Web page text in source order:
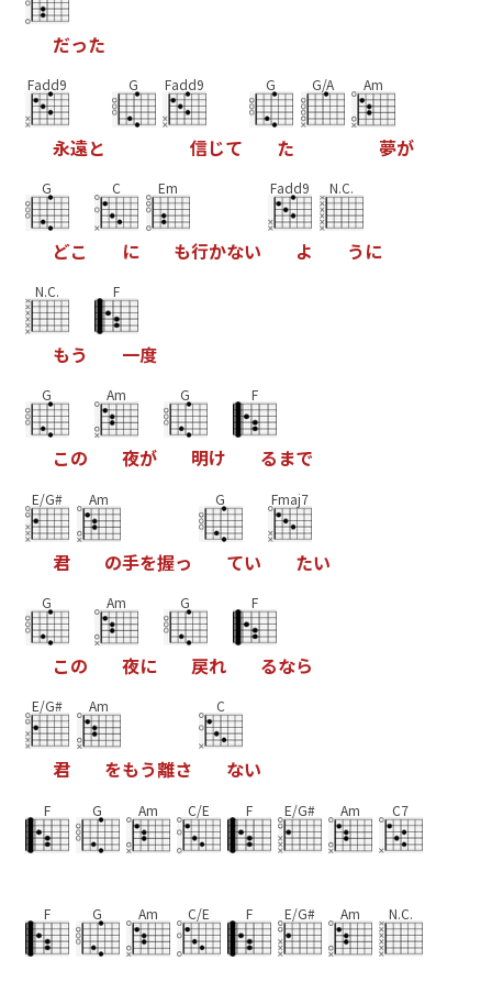
だった
Fadd9
永遠と
G Fadd9
信じて
G
た
G/A Am
夢が
G
どこ
C
に
Em
も行かない
Fadd9
よ
N.C.
う に
N.C.
もう
F
一度
G
この
Am
夜が
G
明け
F
る まで
E/G#
君
Am
の手を握っ
G
てい
Fmaj7
たい
G
この
Am
夜に
G
戻れ
F
るなら
E/G#
君
Am
をもう離さ
C
ない
F G Am C/E F E/G# Am C7
F G Am C/E F E/G# Am N.C.